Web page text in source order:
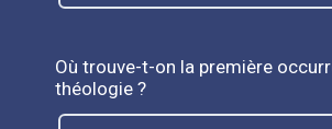
Où trouve-t-on la première
théologie ?